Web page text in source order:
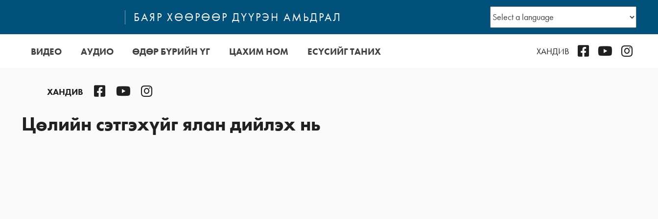
БАЯР ХӨӨРӨӨР ДҮҮРЭН АМЬДРАЛ
ВИДЕО АУДИО ӨДӨР БҮРИЙН ҮГ ЦАХИМ НОМ ЕСҮСИЙГ ТАНИХ ХАНДИВ FacebookYouTube
ХАНДИВ FacebookYouTubeInstagram
Цөлийн сэтгэхүйг ялан дийлэх нь